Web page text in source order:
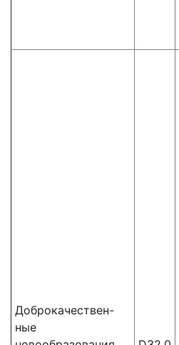
Доброкачествен-
ные